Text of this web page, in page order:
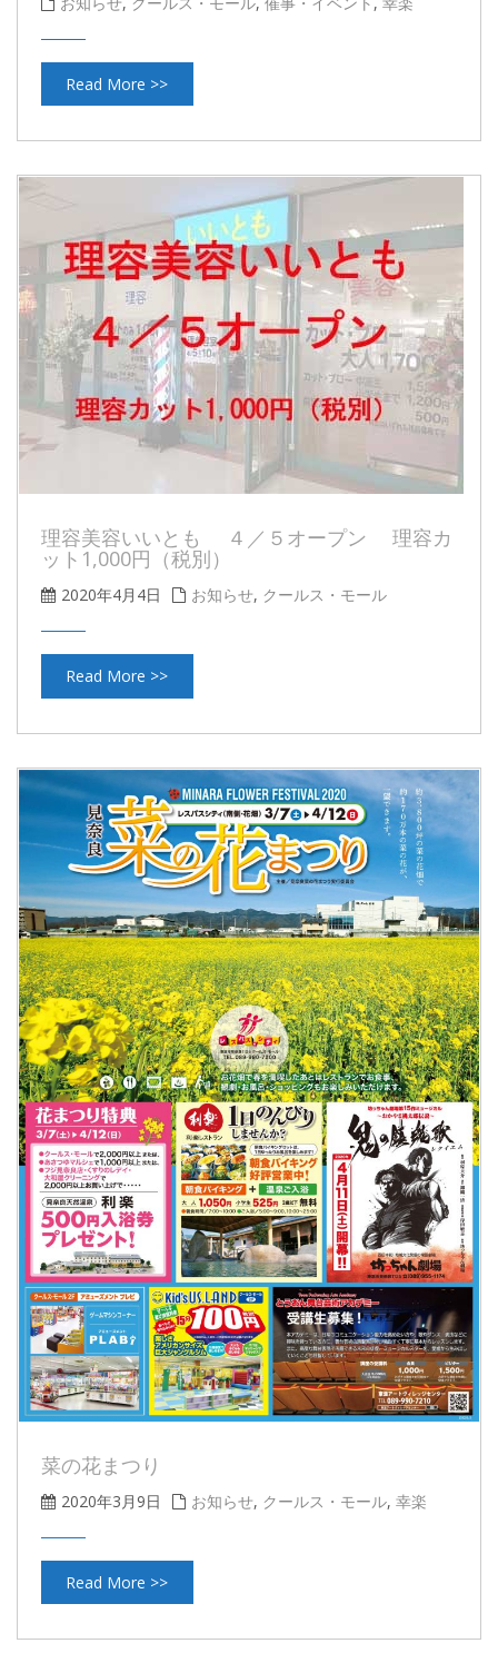
Read More >>
理容美容いいとも ４／５オープン 理容カ
ット1,000円（税別）
2020年4月4日 お知らせ, クールス・モール
Read More >>
菜の花まつり
2020年3月9日 お知らせ, クールス・モール, 幸楽
Read More >>